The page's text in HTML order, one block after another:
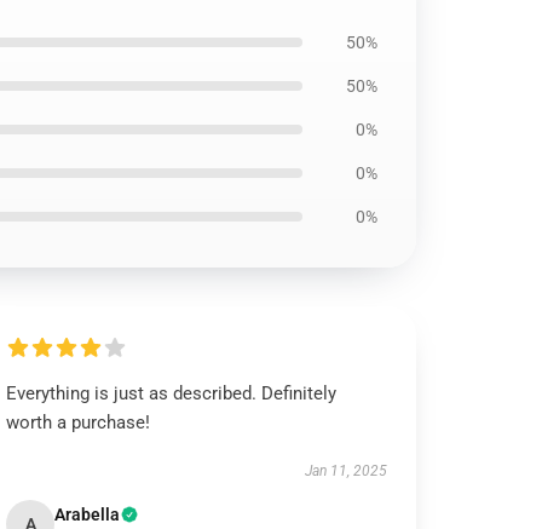
50%
50%
0%
0%
0%
Everything is just as described. Definitely
worth a purchase!
Jan 11, 2025
A Arabella